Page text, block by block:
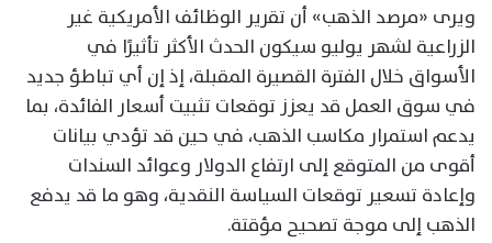
ويرى «مرصد الذهب» أن تقرير الوظائف الأمريكية غير
الزراعية لشهر يوليو سيكون الحدث الأكثر تأثيرًا في
الأسواق خلال الفترة القصيرة المقبلة، إذ إن أي تباطؤ جديد
في سوق العمل قد يعزز توقعات تثبيت أسعار الفائدة، بما
يدعم استمرار مكاسب الذهب، في حين قد تؤدي بيانات
أقوى من المتوقع إلى ارتفاع الدولار وعوائد السندات
وإعادة تسعير توقعات السياسة النقدية، وهو ما قد يدفع
الذهب إلى موجة تصحيح مؤقتة.